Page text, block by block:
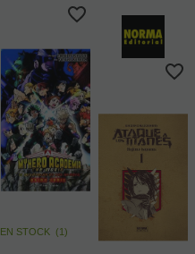
EN STOCK (1)